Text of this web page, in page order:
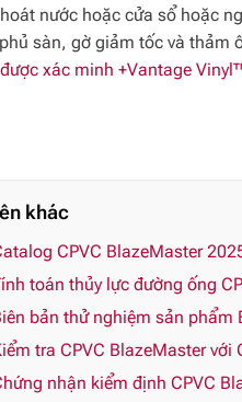
nước hoặc cửa sổ hoặc
sàn, gờ giảm tốc và thảm
xác minh +Vantage
khác
CPVC BlazeMaster
toán thủy lực đường ống
bản thử nghiệm sản phẩm
tra CPVC BlazeMaster với
nhận kiểm định CPVC